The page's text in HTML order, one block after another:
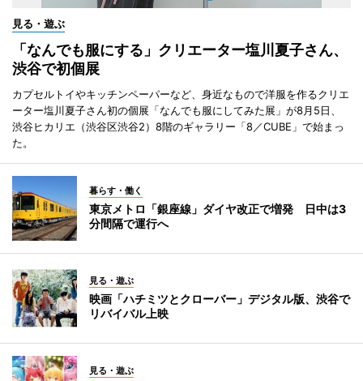
見る・遊ぶ
「なんでも服にする」クリエーター塩川夏子さん、
渋谷で初個展
カプセルトイやキッチンペーパーなど、身近なもので洋服を作るクリエ
ーター塩川夏子さん初の個展「なんでも服にしてみた展」が8月5日、
渋谷ヒカリエ（渋谷区渋谷2）8階のギャラリー「8／CUBE」で始まっ
た。
暮らす・働く
東京メトロ「銀座線」ダイヤ改正で増発 日中は3
分間隔で運行へ
見る・遊ぶ
映画「ハチミツとクローバー」デジタル版、渋谷で
リバイバル上映
見る・遊ぶ